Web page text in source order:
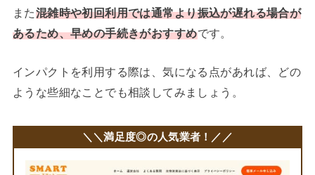
また混雑時や初回利用では通常より振込が遅れる場合が
あるため、早めの手続きがおすすめです。
インパクトを利用する際は、気になる点があれば、どの
ような些細なことでも相談してみましょう。
＼＼満足度◎の人気業者！／／